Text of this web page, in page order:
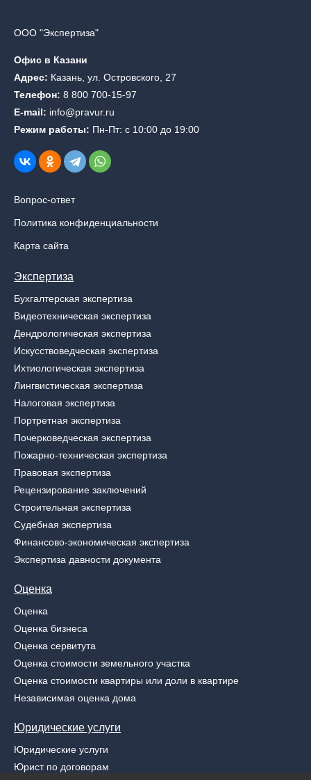
ООО "Экспертиза"
Офис в Казани
Адрес: Казань, ул. Островского, 27
Телефон: 8 800 700-15-97
E-mail: info@pravur.ru
Режим работы: Пн-Пт: с 10:00 до 19:00
Вопрос-ответ
Политика конфиденциальности
Карта сайта
Экспертиза
Бухгалтерская экспертиза
Видеотехническая экспертиза
Дендрологическая экспертиза
Искусствоведческая экспертиза
Ихтиологическая экспертиза
Лингвистическая экспертиза
Налоговая экспертиза
Портретная экспертиза
Почерковедческая экспертиза
Пожарно-техническая экспертиза
Правовая экспертиза
Рецензирование заключений
Строительная экспертиза
Судебная экспертиза
Финансово-экономическая экспертиза
Экспертиза давности документа
Оценка
Оценка
Оценка бизнеса
Оценка сервитута
Оценка стоимости земельного участка
Оценка стоимости квартиры или доли в квартире
Независимая оценка дома
Юридические услуги
Юридические услуги
Юрист по договорам